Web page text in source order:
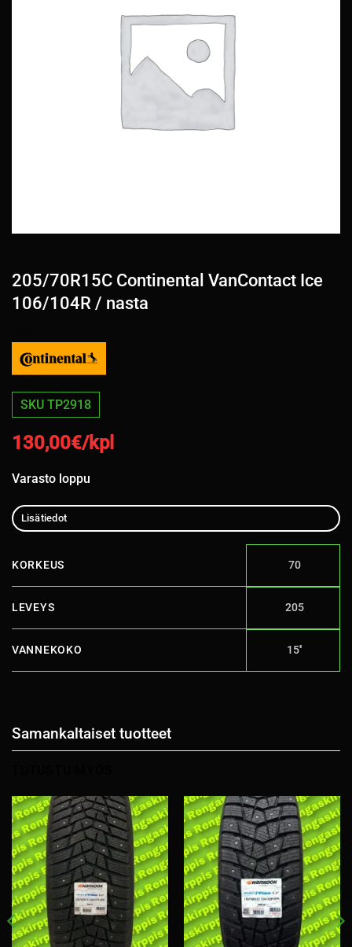
205/70R15C Continental VanContact Ice
106/104R / nasta
SKU TP2918
130,00€/kpl
Varasto loppu
Lisätiedot
KORKEUS 70
LEVEYS 205
VANNEKOKO 15''
Samankaltaiset tuotteet